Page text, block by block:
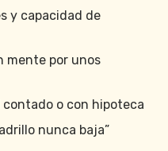
y capacidad de
mente por unos
contado o con hipoteca
nunca baja”